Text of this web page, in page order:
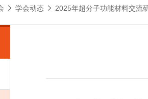
学会动态 2025年超分子功能材料交流